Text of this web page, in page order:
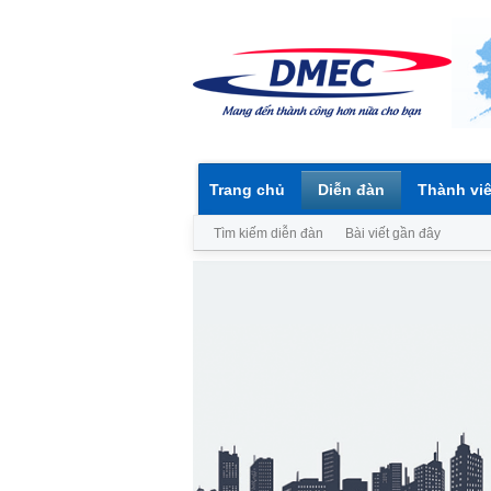
Trang chủ Diễn đàn
Tìm kiếm diễn đàn Bài viết gần đây
Thành